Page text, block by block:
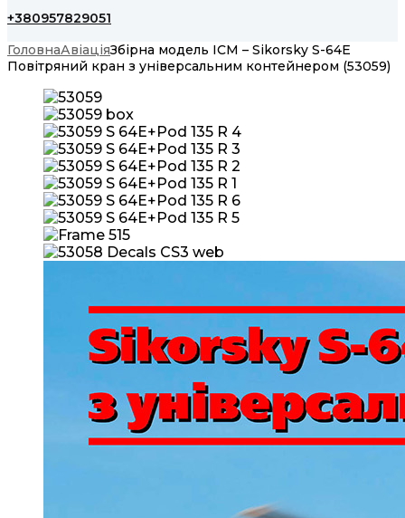
+380957829051
ГоловнаАвіаціяЗбірна модель ICM – Sikorsky S-64E
Повітряний кран з універсальним контейнером (53059)